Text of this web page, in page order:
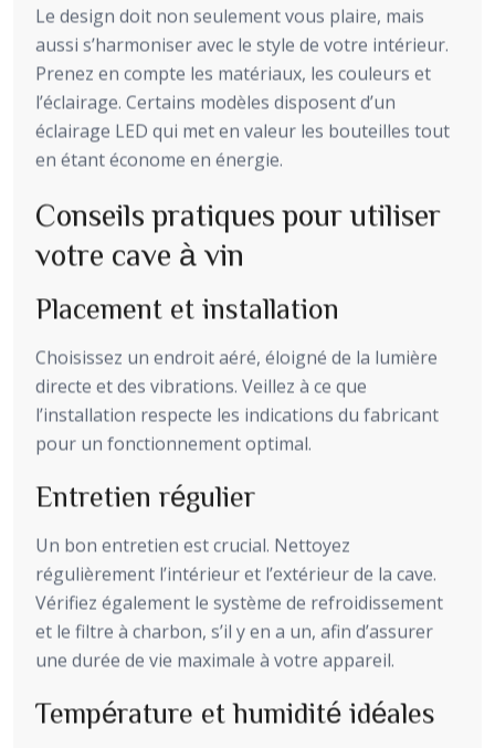
Le design doit non seulement vous plaire, mais
aussi s’harmoniser avec le style de votre intérieur.
Prenez en compte les matériaux, les couleurs et
l’éclairage. Certains modèles disposent d’un
éclairage LED qui met en valeur les bouteilles tout
en étant économe en énergie.
Conseils pratiques pour utiliser
votre cave à vin
Placement et installation
Choisissez un endroit aéré, éloigné de la lumière
directe et des vibrations. Veillez à ce que
l’installation respecte les indications du fabricant
pour un fonctionnement optimal.
Entretien régulier
Un bon entretien est crucial. Nettoyez
régulièrement l’intérieur et l’extérieur de la cave.
Vérifiez également le système de refroidissement
et le filtre à charbon, s’il y en a un, afin d’assurer
une durée de vie maximale à votre appareil.
Température et humidité idéales